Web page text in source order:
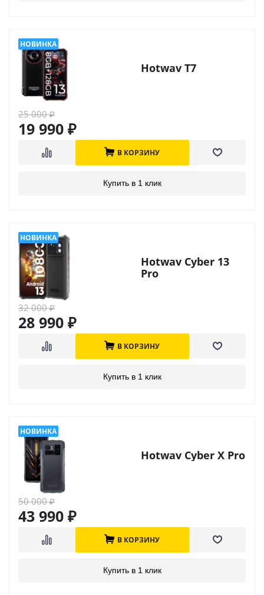
Hotwav T7
25 000₽
19 990 ₽
В КОРЗИНУ
Купить в 1 клик
Hotwav Cyber 13
Pro
32 000₽
28 990 ₽
В КОРЗИНУ
Купить в 1 клик
Hotwav Cyber X Pro
50 000₽
43 990 ₽
В КОРЗИНУ
Купить в 1 клик